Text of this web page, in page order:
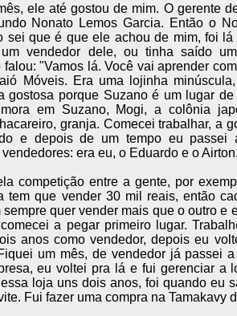
ele até gostou de mim. O gerente
Nonato Lemos Garcia. Então o
sei que é que ele achou de mim, foi lá
vendedor dele, ou tinha saído
"Vamos lá. Você vai aprender
Móveis. Era uma lojinha
gostosa porque Suzano é um lugar
em Suzano, Mogi, a colônia
granja. Comecei trabalhar, a
e depois de um tempo eu passei
era eu, o Eduardo e o
competição entre a gente, por
tem que vender 30 mil reais, então
quer vender mais que o outro e
a pegar primeiro lugar.
anos como vendedor, depois eu
um mês, de vendedor já passei
eu voltei pra lá e fui gerenciar a
loja uns dois anos, foi quando eu
Fui fazer uma compra na Tamakavy